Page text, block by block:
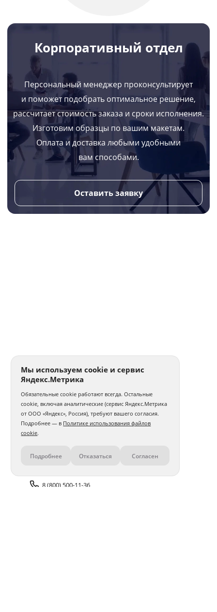
Корпоративный отдел
Персональный менеджер проконсультирует
и поможет подобрать оптимальное решение,
рассчитает стоимость заказа и сроки исполнения.
Изготовим образцы по вашим макетам.
Оплата и доставка любыми удобными
вам способами.
Оставить заявку
Контакты
8 (800) 500-11-36
Мы используем cookie и сервис
Яндекс.Метрика
Обязательные cookie работают всегда. Остальные
cookie, включая аналитические (сервис Яндекс.Метрика
от ООО «Яндекс», Россия), требуют вашего согласия.
Подробнее — в Политике использования файлов
cookie.
Подробнее Отказаться Согласен